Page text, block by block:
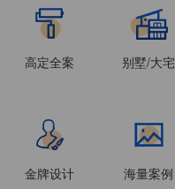
高定全案 别墅/大宅
金牌设计 海量案例